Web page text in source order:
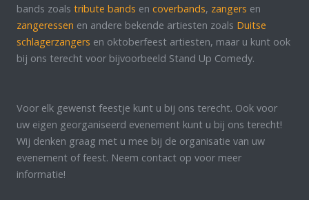
bands zoals tribute bands en coverbands, zangers en
zangeressen en andere bekende artiesten zoals Duitse
schlagerzangers en oktoberfeest artiesten, maar u kunt ook
bij ons terecht voor bijvoorbeeld Stand Up Comedy.
Voor elk gewenst feestje kunt u bij ons terecht. Ook voor
uw eigen georganiseerd evenement kunt u bij ons terecht!
Wij denken graag met u mee bij de organisatie van uw
evenement of feest. Neem contact op voor meer
informatie!